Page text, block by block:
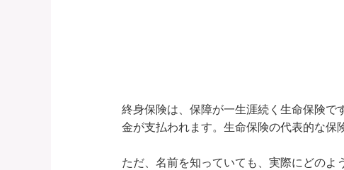
終身保険は、保障が一生涯続く生命保険
金が支払われます。生命保険の代表的な保
ただ、名前を知っていても、実際にどの